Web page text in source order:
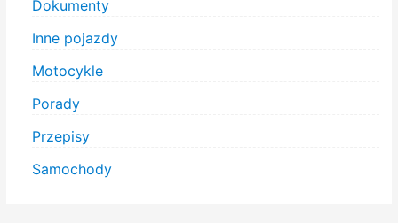
Dokumenty
Inne pojazdy
Motocykle
Porady
Przepisy
Samochody